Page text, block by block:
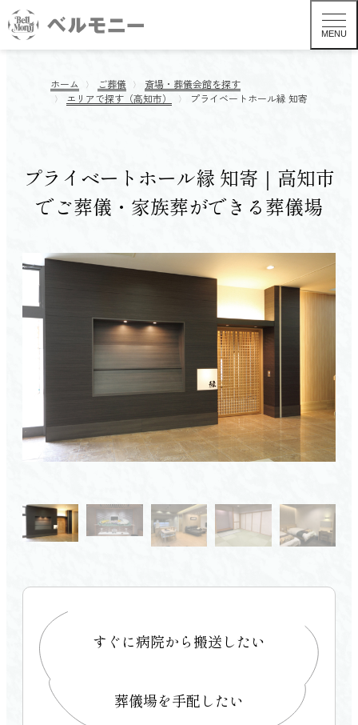
MENU
一般葬
家族葬
プライベートホール縁（ゆかり）
家族葬の結
直葬
愛媛県
松山市
東温市
松前町
砥部町
四国中央市
高知市
よくあるご質問
ベルモニーの特徴 TOP
人形供養祭
法要
ホーム ご葬儀
斎場・葬儀会館を探す
エリアで探す（高知市）
プライベートホール縁 知寄
プライベートホール縁 知寄｜高知市
でご葬儀・家族葬ができる葬儀場
すぐに病院から搬送したい
葬儀場を手配したい